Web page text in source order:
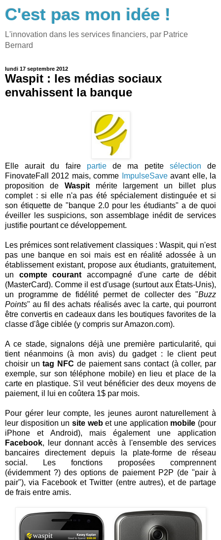
C'est pas mon idée !
L'innovation dans les services financiers, par Patrice
Bernard
lundi 17 septembre 2012
Waspit : les médias sociaux
envahissent la banque
Elle aurait du faire partiede ma petite sélection de
FinovateFall 2012 mais, comme
ImpulseSaveavant elle, la
proposition de Waspitmérite largement un billet plus
complet : si elle n'a pas été spécialement distinguée et si
son étiquette de "banque 2.0 pour les étudiants" a de quoi
éveiller les suspicions, son assemblage inédit de services
justifie pourtant ce développement.
Les prémices sont relativement classiques : Waspit, qui n'est
pas une banque en soi mais est en réalité adossée à un
établissement existant, propose aux étudiants, gratuitement,
un compte courant accompagné d'une carte de débit
(MasterCard). Comme il est d'usage (surtout aux États-Unis),
un programme de fidélité permet de collecter des "Buzz
Points" au fil des achats réalisés avec la carte, qui pourront
être convertis en cadeaux dans les boutiques favorites de la
classe d'âge ciblée (y compris sur Amazon.com).
A ce stade, signalons déjà une première particularité, qui
tient néanmoins (à mon avis) du gadget : le client peut
choisir untag NFC de paiement sans contact (à coller, par
exemple, sur son téléphone mobile) en lieu et place de la
carte en plastique. S'il veut bénéficier des deux moyens de
paiement, il lui en coûtera 1$ par mois.
Pour gérer leur compte, les jeunes auront naturellement à
leur disposition un site webet une application mobile (pour
iPhone et Android), mais également une application
Facebook, leur donnant accès à l'ensemble des services
bancaires directement depuis la plate-forme de réseau
social. Les fonctions proposées comprennent
(évidemment ?) des options de paiement P2P (de "pair à
pair"), via Facebook et Twitter (entre autres), et de partage
de frais entre amis.